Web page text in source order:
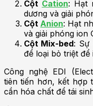
Cột Cation: Hạt
dương và giải
CộtAnion: Hạt
và giải phóng ion
Cột Mix-bed: Sự
để loại bỏ triệt
Công nghệ EDI
tiên tiến hơn, kết hợp
cần hóa chất để tái